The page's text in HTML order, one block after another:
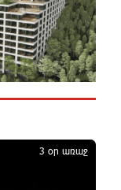
ը լքեց ԱԺ
մասնակցելու
ցույց տվե՜ք
է Ուժեղ
չեք կարող,
3 օր առաջ